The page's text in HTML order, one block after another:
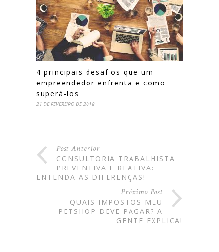
4 principais desafios que um
empreendedor enfrenta e como
superá-los
21 DE FEVEREIRO DE 2018
Post Anterior
CONSULTORIA TRABALHISTA
PREVENTIVA E REATIVA:
ENTENDA AS DIFERENÇAS!
Próximo Post
QUAIS IMPOSTOS MEU
PETSHOP DEVE PAGAR? A
GENTE EXPLICA!